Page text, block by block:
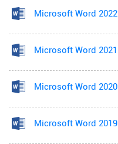
Microsoft Word 2022
Microsoft Word 2021
Microsoft Word 2020
Microsoft Word 2019